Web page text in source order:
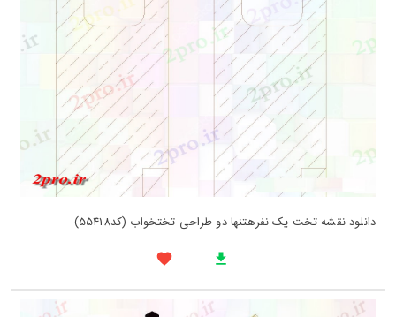
دانلود نقشه تخت یک نفرهتنها دو طراحی تختخواب (کد55418)